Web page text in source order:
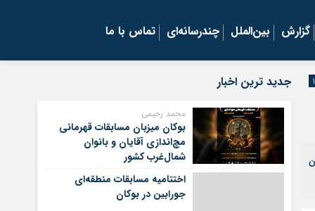
گزارش بین‌الملل چندرسانه‌ای تماس با ما
جدید ترین اخبار
محمد رحیمی
بوکان میزبان مسابقات قهرمانی
مچ‌اندازی آقایان و بانوان
شمال‌غرب کشور
اختتامیه مسابقات منطقه‌ای
جورابین در بوکان